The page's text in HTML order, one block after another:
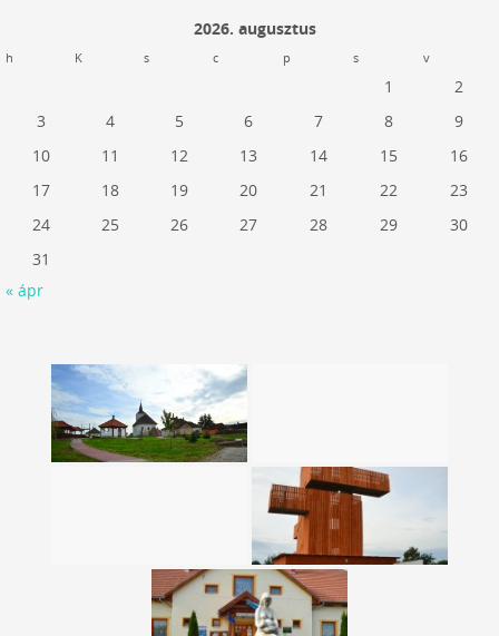
2026. augusztus
h K s c p s v
1
2
3
4 5 6 7 8
9
10
11 12 13 14 15
16
17
18 19 20 21 22
23
24
25 26 27 28 29
30
31
« ápr